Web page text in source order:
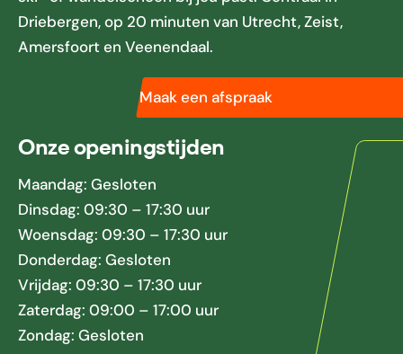
Driebergen, op 20 minuten van Utrecht, Zeist,
Amersfoort en Veenendaal.
Maak een afspraak
Onze openingstijden
Maandag: Gesloten
Dinsdag: 09:30 – 17:30 uur
Woensdag: 09:30 – 17:30 uur
Donderdag: Gesloten
Vrijdag: 09:30 – 17:30 uur
Zaterdag: 09:00 – 17:00 uur
Zondag: Gesloten